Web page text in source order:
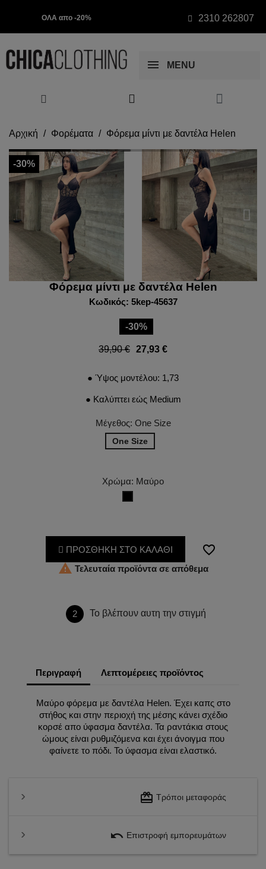
ΟΛΑ απο -20% 2310 262807
MENU
Αρχική Φορέματα Φόρεμα μίντι με δαντέλα Helen
-30%
Φόρεμα μίντι με δαντέλα Helen
Κωδικός: 5kep-45637
-30%
39,90 € 27,93 €
● Ύψος μοντέλου: 1,73
● Καλύπτει εώς Medium
Μέγεθος: One Size
One Size
Χρώμα: Μαύρο
ΠΡΟΣΘΗΚΗ ΣΤΟ ΚΑΛΑΘΙ
favorite_border
 Τελευταία προϊόντα σε απόθεμα
2 Το βλέπουν αυτη την στιγμή
Περιγραφή Λεπτομέρειες προϊόντος
Μαύρο φόρεμα με δαντέλα Helen. Έχει καπς στο
στήθος και στην περιοχή της μέσης κάνει σχέδιο
κορσέ απο ύφασμα δαντέλα. Τα ραντάκια στους
ώμους είναι ρυθμιζόμενα και έχει άνοιγμα που
φαίνετε το πόδι. Το ύφασμα είναι ελαστικό.
redeem Τρόποι μεταφοράς
undo Επιστροφή εμπορευμάτων